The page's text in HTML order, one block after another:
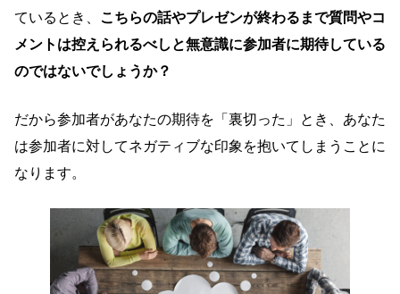
ているとき、 こちらの話やプレゼンが終わるまで質問やコ
メントは控えられるべしと無意識に参加者に期待している
のではないでしょうか？
だから参加者があなたの期待を「裏切った」とき、あなた
は参加者に対してネガティブな印象を抱いてしまうことに
なります。